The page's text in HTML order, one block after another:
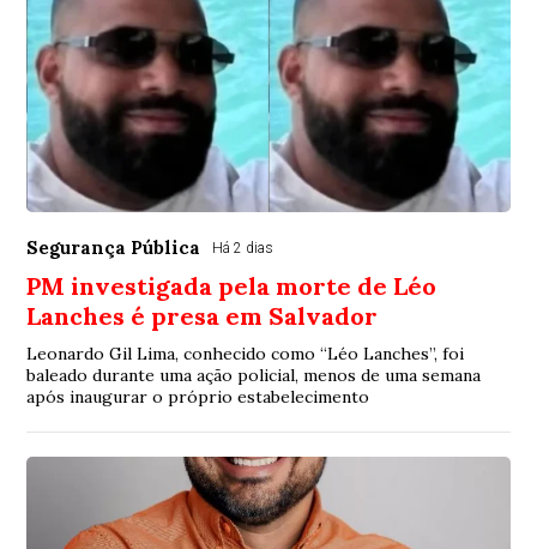
Segurança Pública Há 2 dias
PM investigada pela morte de Léo
Lanches é presa em Salvador
Leonardo Gil Lima, conhecido como “Léo Lanches”, foi
baleado durante uma ação policial, menos de uma semana
após inaugurar o próprio estabelecimento